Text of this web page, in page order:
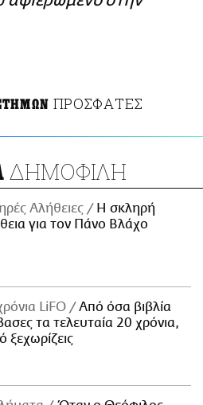
ΠΡΟΣΦΑΤΕΣ
ΔΗΜΟΦΙΛΗ
Αλήθειες
H σκληρή
για τον Πάνο Βλάχο
LiFO
Από όσα βιβλία
τα τελευταία 20 χρόνια,
ξεχωρίζεις